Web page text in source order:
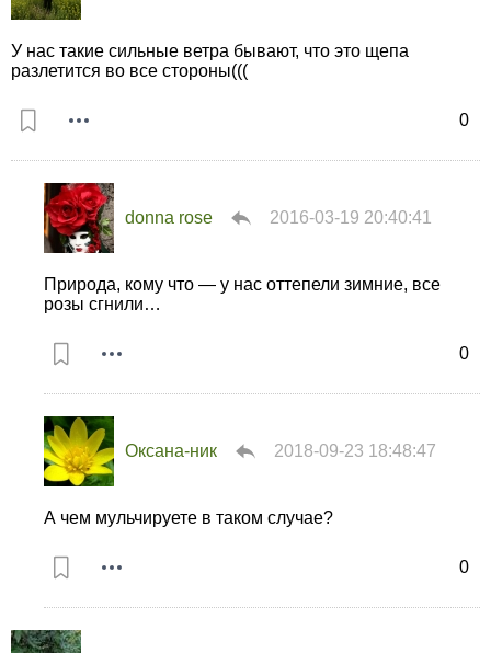
0
У нас такие сильные ветра бывают, что это щепа
разлетится во все стороны(((
donna rose 2016-03-19 20:40:41
0
Природа, кому что — у нас оттепели зимние, все
розы сгнили…
Оксана-ник 2018-09-23 18:48:47
0
А чем мульчируете в таком случае?